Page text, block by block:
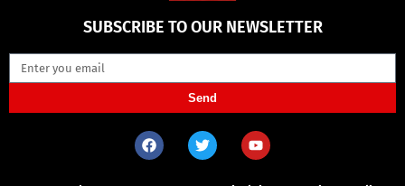
SUBSCRIBE TO OUR NEWSLETTER
Send